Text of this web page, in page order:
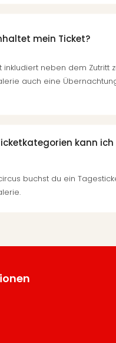
mein Ticket?
inkludiert neben dem Zutritt
auch eine
kann ich
buchst du ein